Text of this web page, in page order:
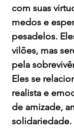
com suas
medos e
pesadelos.
vilões, mas
pela
Eles se
realista e
de amizade,
solidariedade.